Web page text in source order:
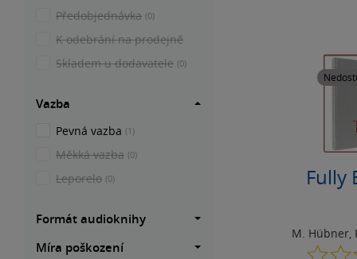
Fully
M. Hübner
Předobjednávka (0)
K odebrání na prodejně
Skladem u dodavatele (0)
Vazba
Pevná vazba (1)
Měkká vazba (0)
Leporelo (0)
Formát audioknihy
Míra poškození